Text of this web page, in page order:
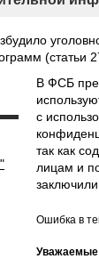
(статьи
В ФСБ
с
так как
лицам и
Ошибка в
Уважаемые